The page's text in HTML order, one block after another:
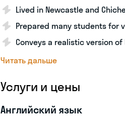
Lived in Newcastle and
Prepared many students for
Conveys a realistic version
Читать дальше
Услуги и цены
Английский язык